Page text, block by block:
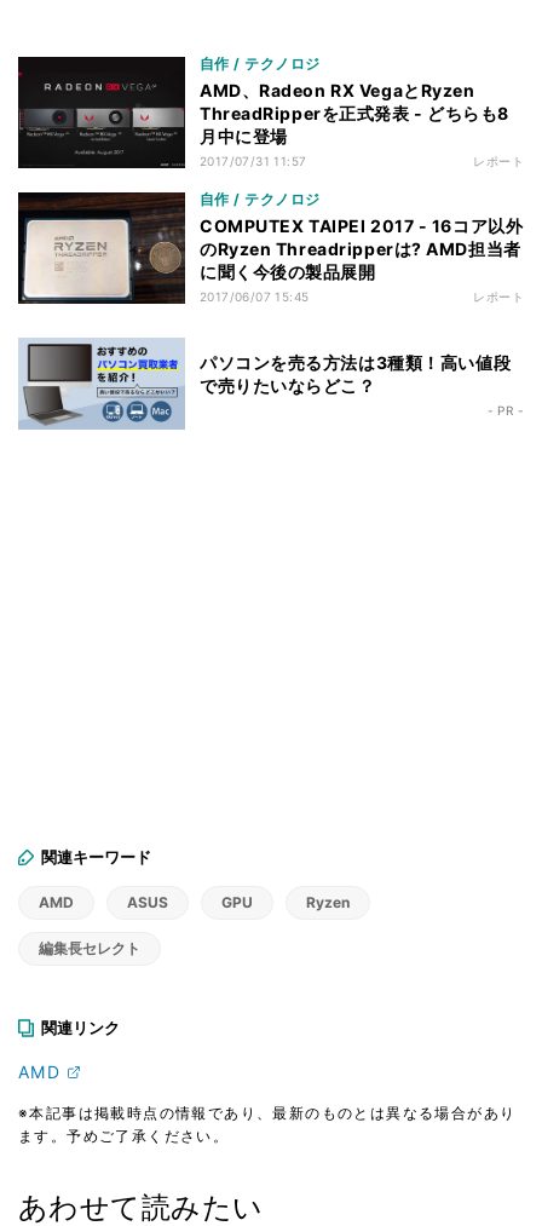
自作 / テクノロジ
AMD、Radeon RX VegaとRyzen
ThreadRipperを正式発表 - どちらも8
月中に登場
2017/07/31 11:57 レポート
自作 / テクノロジ
COMPUTEX TAIPEI 2017 - 16コア以外
のRyzen Threadripperは? AMD担当者
に聞く今後の製品展開
2017/06/07 15:45 レポート
パソコンを売る方法は3種類！高い値段
で売りたいならどこ？
- PR -
関連キーワード
AMD ASUS GPU Ryzen
編集長セレクト
関連リンク
AMD
※本記事は掲載時点の情報であり、最新のものとは異なる場合があり
ます。予めご了承ください。
あわせて読みたい